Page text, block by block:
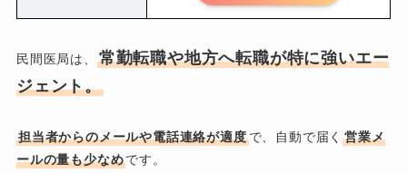
民間医局は、
常勤転職や地方へ転職が特に強いエー
ジェント。
担当者からのメールや電話連絡が適度で、自動で届く営業メ
ールの量も少なめです。